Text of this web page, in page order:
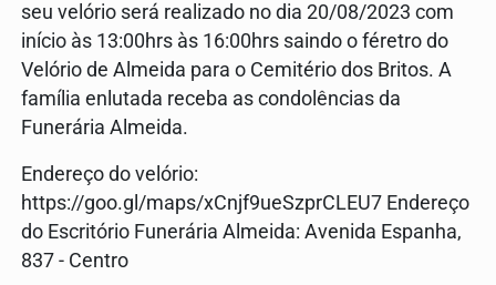
seu velório será realizado no dia 20/08/2023 com
início às 13:00hrs às 16:00hrs saindo o féretro do
Velório de Almeida para o Cemitério dos Britos. A
família enlutada receba as condolências da
Funerária Almeida.
Endereço do velório:
https://goo.gl/maps/xCnjf9ueSzprCLEU7 Endereço
do Escritório Funerária Almeida: Avenida Espanha,
837 - Centro